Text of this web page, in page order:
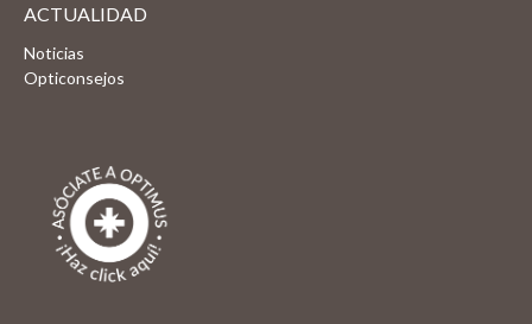
ACTUALIDAD
Noticias
Opticonsejos